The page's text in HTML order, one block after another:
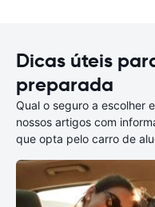
Dicas úteis
preparada
Qual o seguro a escolher
nossos artigos com
que opta pelo carro de